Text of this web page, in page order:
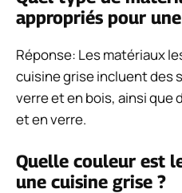
appropriés pour
Réponse: Les matériaux
cuisine grise incluent des
verre et en bois, ainsi que
et en verre.
Quelle couleur est
une cuisine grise ?